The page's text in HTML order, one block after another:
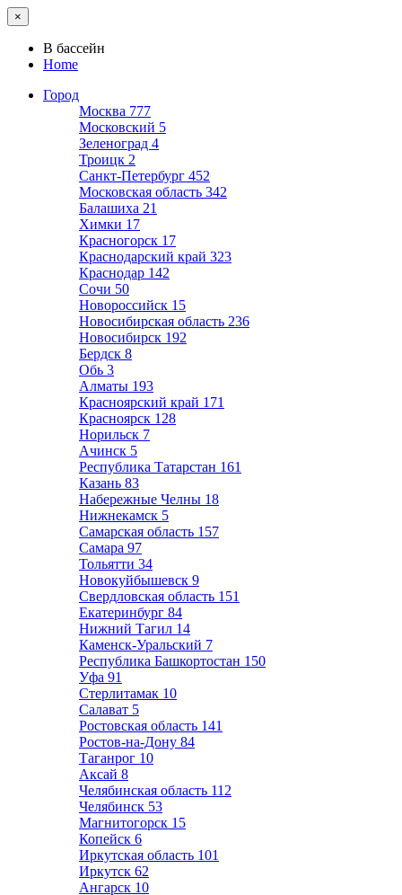
×
В бассейн
Home
Город
Москва 777
Московский 5
Зеленоград 4
Троицк 2
Санкт-Петербург 452
Московская область 342
Балашиха 21
Химки 17
Красногорск 17
Краснодарский край 323
Краснодар 142
Сочи 50
Новороссийск 15
Новосибирская область 236
Новосибирск 192
Бердск 8
Обь 3
Алматы 193
Красноярский край 171
Красноярск 128
Норильск 7
Ачинск 5
Республика Татарстан 161
Казань 83
Набережные Челны 18
Нижнекамск 5
Самарская область 157
Самара 97
Тольятти 34
Новокуйбышевск 9
Свердловская область 151
Екатеринбург 84
Нижний Тагил 14
Каменск-Уральский 7
Республика Башкортостан 150
Уфа 91
Стерлитамак 10
Салават 5
Ростовская область 141
Ростов-на-Дону 84
Таганрог 10
Аксай 8
Челябинская область 112
Челябинск 53
Магнитогорск 15
Копейск 6
Иркутская область 101
Иркутск 62
Ангарск 10